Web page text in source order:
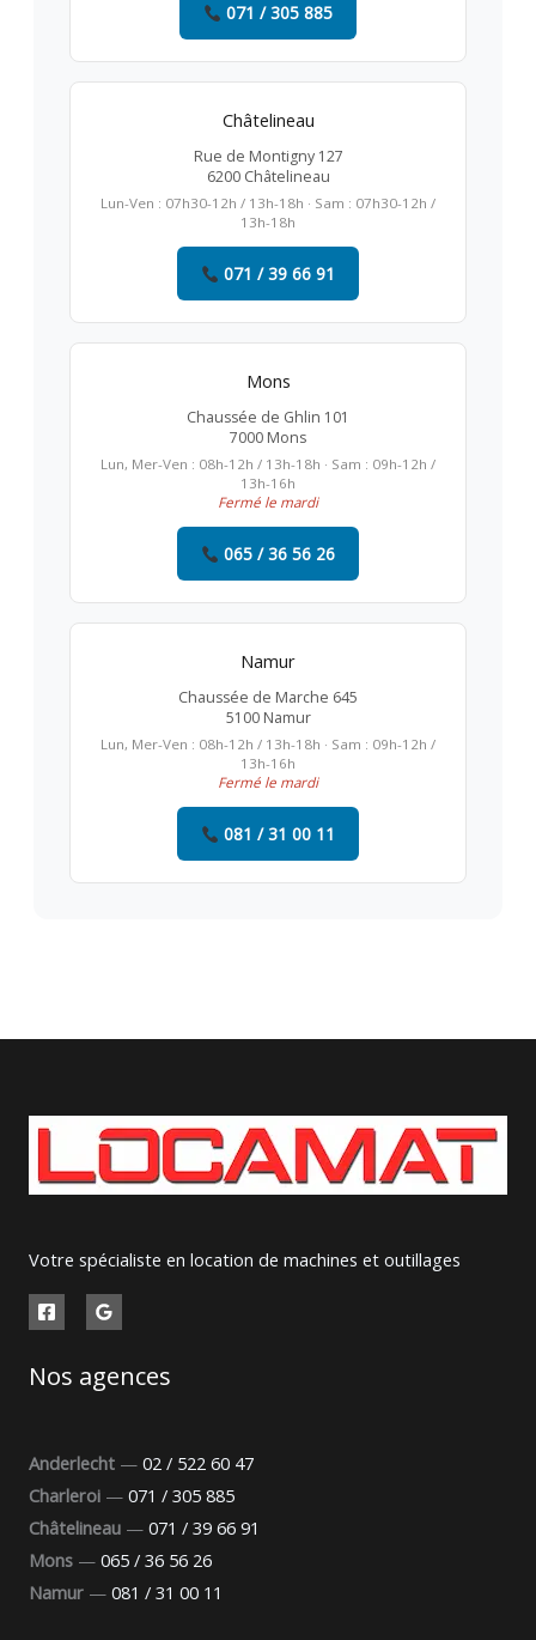
071 / 305 885
Châtelineau
Rue de Montigny 127
6200 Châtelineau
Lun-Ven : 07h30-12h / 13h-18h · Sam : 07h30-12h /
13h-18h
071 / 39 66 91
Mons
Chaussée de Ghlin 101
7000 Mons
Lun, Mer-Ven : 08h-12h / 13h-18h · Sam : 09h-12h /
13h-16h
Fermé le mardi
065 / 36 56 26
Namur
Chaussée de Marche 645
5100 Namur
Lun, Mer-Ven : 08h-12h / 13h-18h · Sam : 09h-12h /
13h-16h
Fermé le mardi
081 / 31 00 11
Votre spécialiste en location de machines et outillages
Nos agences
Anderlecht — 02 / 522 60 47
Charleroi — 071 / 305 885
Châtelineau — 071 / 39 66 91
Mons — 065 / 36 56 26
Namur — 081 / 31 00 11